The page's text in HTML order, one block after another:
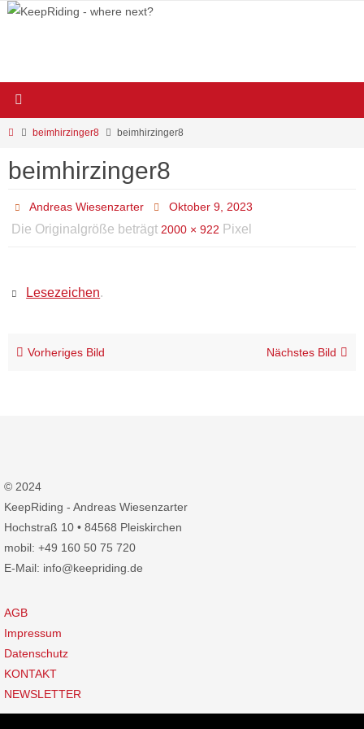
Zum
Startbeimhirzinger8 beimhirzinger8
beimhirzinger8
Andreas Wiesenzarter Oktober 9, 2023
Die Originalgröße beträgt 2000 × 922 Pixel
Lesezeichen.
Vorheriges Bild Nächstes Bild
© 2024
KeepRiding - Andreas Wiesenzarter
Hochstraß 10 • 84568 Pleiskirchen
mobil: +49 160 50 75 720
E-Mail: info@keepriding.de
AGB
Impressum
Datenschutz
KONTAKT
NEWSLETTER